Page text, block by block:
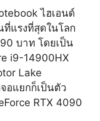
ไฮเอนด์
แรงที่สุดในโลก
บาท โดยเป็น
i9-14900HX
Lake
อแยกก็เป็นตัว
RTX 4090